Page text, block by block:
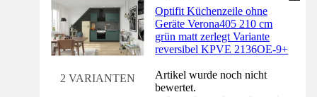
2 VARIANTEN
Optifit Küchenzeile ohne
Geräte Verona405 210 cm
grün matt zerlegt Variante
reversibel KPVE 2136OE-9+
Artikel wurde noch nicht
bewertet.